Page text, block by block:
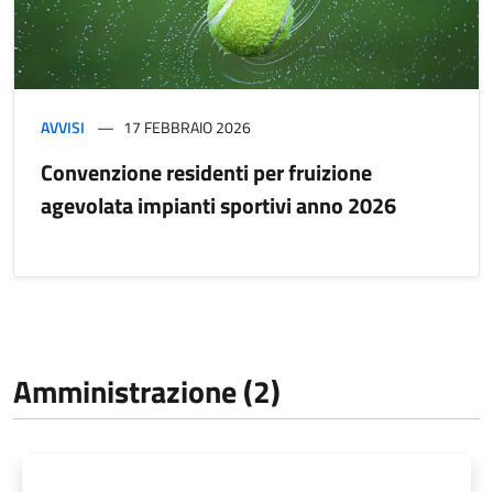
AVVISI 17 FEBBRAIO 2026
Convenzione residenti per fruizione
agevolata impianti sportivi anno 2026
Amministrazione (2)